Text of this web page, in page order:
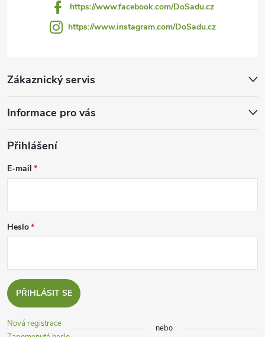
Zákaznický servis
Informace pro vás
https://www.facebook.com/DoSadu.cz
https://www.instagram.com/DoSadu.cz
Přihlášení
E-mail
Heslo
PŘIHLÁSIT SE
Nová registrace
nebo